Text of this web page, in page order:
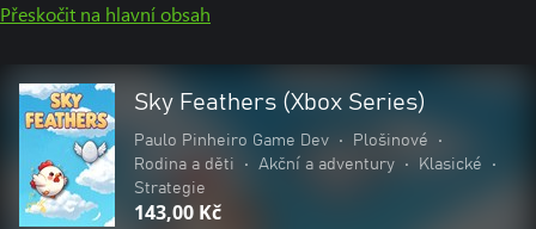
Přeskočit na hlavní obsah
Sky Feathers (Xbox Series)
Paulo Pinheiro Game Dev • Plošinové
•
Rodina a děti
• Akční a adventury • Klasické
•
Strategie
143,00 Kč